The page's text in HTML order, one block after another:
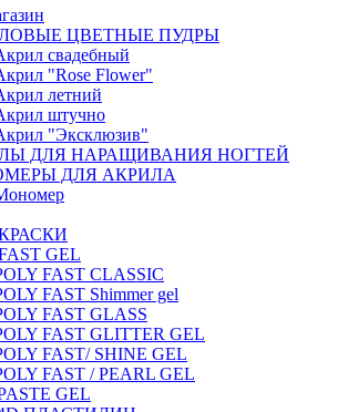
ЦВЕТНЫЕ ПУДРЫ
свадебный
"Rose Flower"
летний
штучно
"Эксклюзив"
ДЛЯ НАРАЩИВАНИЯ НОГТЕЙ
ДЛЯ АКРИЛА
GEL
FAST CLASSIC
FAST Shimmer gel
FAST GLASS
FAST GLITTER GEL
FAST/ SHINE GEL
FAST / PEARL GEL
GEL